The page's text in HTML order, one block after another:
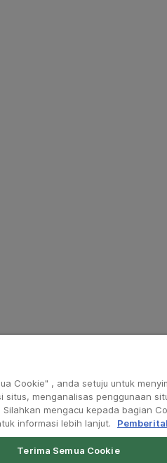
Cookie" , anda setuju untuk
situs, menganalisas penggunaan
mengacu kepada bagian
informasi lebih lanjut.
Terima Semua Cookie